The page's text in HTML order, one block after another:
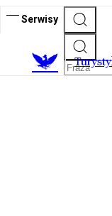
Serwisy
T